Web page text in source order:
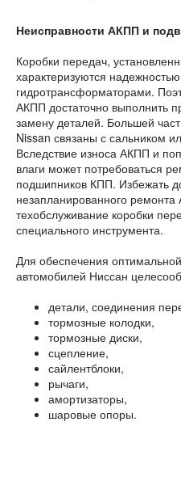
Неисправности АКПП и
Коробки передач,
характеризуются
гидротрансформаторами.
АКПП достаточно выполнить
замену деталей. Большей
Nissan связаны с сальником
Вследствие износа АКПП и
влаги может потребоваться
подшипников КПП. Избежать
незапланированного
техобслуживание коробки
специального инструмента.
Для обеспечения
автомобилей Ниссан
детали, соединения
тормозные колодки,
тормозные диски,
сцепление,
сайлентблоки,
рычаги,
амортизаторы,
шаровые опоры.